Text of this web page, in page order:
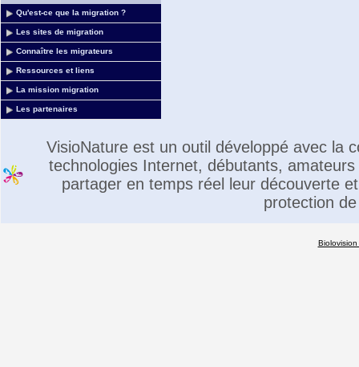
Qu'est-ce que la migration ?
Les sites de migration
Connaître les migrateurs
Ressources et liens
La mission migration
Les partenaires
VisioNature est un outil développé avec la
technologies Internet, débutants,
partager en temps réel leur découverte
protection
Biolovision